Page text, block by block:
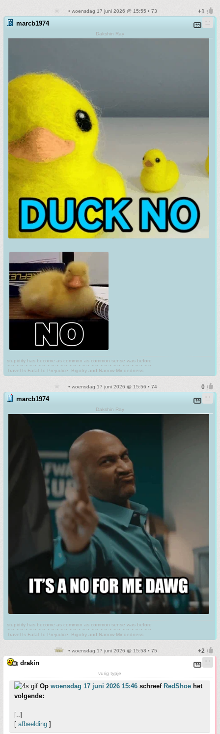
• woensdag 17 juni 2026 @ 15:55 • 73
marcb1974
Dakshin Ray
stupidity has become as common as common sense was before
~ ~ ~ ~ ~ ~ ~ ~ ~ ~ ~ ~ ~ ~ ~ ~ ~ ~ ~ ~ ~ ~ ~ ~ ~ ~ ~ ~ ~ ~ ~ ~ ~
Travel Is Fatal To Prejudice, Bigotry and Narrow-Mindedness
• woensdag 17 juni 2026 @ 15:56 • 74
marcb1974
Dakshin Ray
stupidity has become as common as common sense was before
~ ~ ~ ~ ~ ~ ~ ~ ~ ~ ~ ~ ~ ~ ~ ~ ~ ~ ~ ~ ~ ~ ~ ~ ~ ~ ~ ~ ~ ~ ~ ~ ~
Travel Is Fatal To Prejudice, Bigotry and Narrow-Mindedness
• woensdag 17 juni 2026 @ 15:58 • 75
drakin
vurig typje
Op woensdag 17 juni 2026 15:46 schreef RedShoe het
volgende:
[..]
[ afbeelding ]